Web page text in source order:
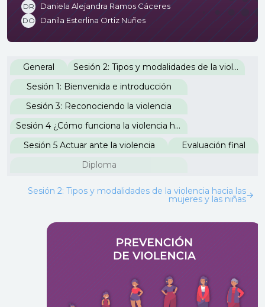
DR Daniela Alejandra Ramos Cáceres
DO Danila Esterlina Ortiz Nuñes
Perfilado de sección
General
Sesión 2: Tipos y modalidades de la violencia hacia las mujeres y las niñas
Sesión 1: Bienvenida e introducción
Sesión 3: Reconociendo la violencia
Sesión 4 ¿Cómo funciona la violencia hacia las mujeres y las niñas?
Sesión 5 Actuar ante la violencia
Evaluación final
Diploma
→
Sesión 2: Tipos y modalidades de la violencia hacia las
mujeres y las niñas